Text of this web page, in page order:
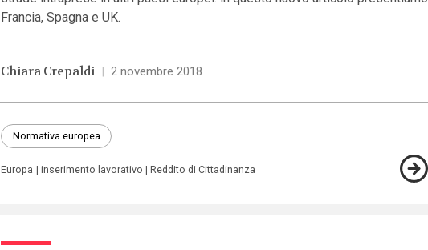
Francia, Spagna e UK.
Chiara Crepaldi | 2 novembre 2018
Normativa europea
Europa inserimento lavorativo Reddito di Cittadinanza